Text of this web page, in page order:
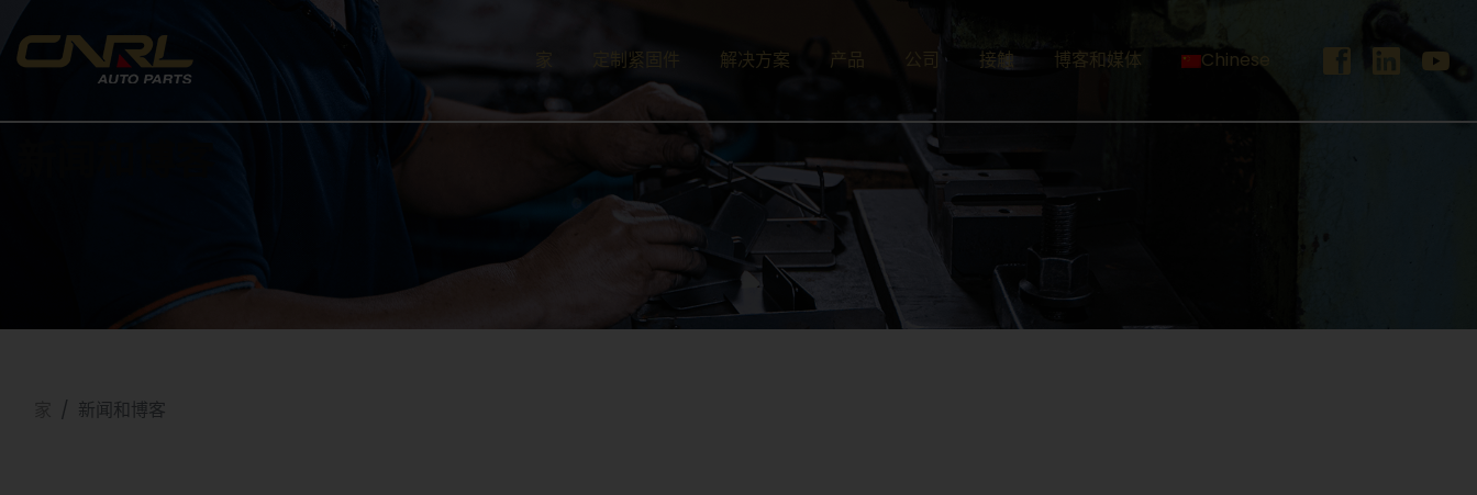
家 定制紧固件 解决方案 产品 公司 接触 博客和媒体 Chinese
新闻和博客